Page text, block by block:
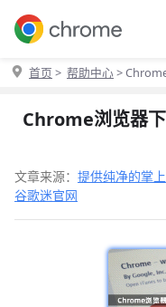
首页 > 帮助中心>
Chrome浏览器
文章来源： 提供纯净的掌
谷歌迷官网